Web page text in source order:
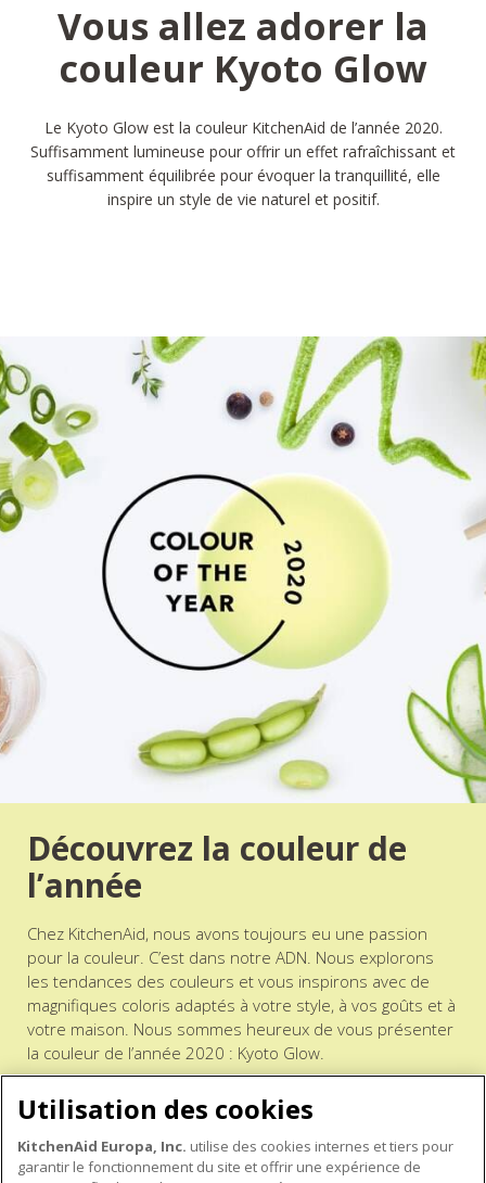
Vous allez adorer la
couleur Kyoto Glow
Le Kyoto Glow est la couleur KitchenAid de l’année 2020.
Suffisamment lumineuse pour offrir un effet rafraîchissant et
suffisamment équilibrée pour évoquer la tranquillité, elle
inspire un style de vie naturel et positif.
Découvrez la couleur de
l’année
Chez KitchenAid, nous avons toujours eu une passion
pour la couleur. C’est dans notre ADN. Nous explorons
les tendances des couleurs et vous inspirons avec de
magnifiques coloris adaptés à votre style, à vos goûts et à
votre maison. Nous sommes heureux de vous présenter
la couleur de l’année 2020 : Kyoto Glow.
KYOTO GLOW
Utilisation des cookies
KitchenAid Europa, Inc. utilise des cookies internes et tiers pour
garantir le fonctionnement du site et offrir une expérience de